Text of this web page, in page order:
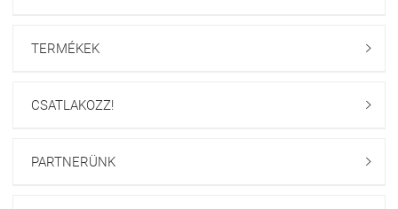
TERMÉKEK 
CSATLAKOZZ! 
PARTNERÜNK 